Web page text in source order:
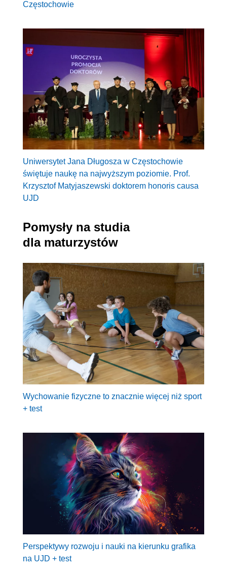
Częstochowie
Uniwersytet Jana Długosza w Częstochowie
świętuje naukę na najwyższym poziomie. Prof.
Krzysztof Matyjaszewski doktorem honoris causa
UJD
Pomysły na studia
dla maturzystów
Wychowanie fizyczne to znacznie więcej niż sport
+ test
Perspektywy rozwoju i nauki na kierunku grafika
na UJD + test